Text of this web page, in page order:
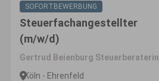
SOFORTBEWERBUNG
Steuerfachangestellter
(m/w/d)
Gertrud Beienburg Steuerberaterin
Köln - Ehrenfeld